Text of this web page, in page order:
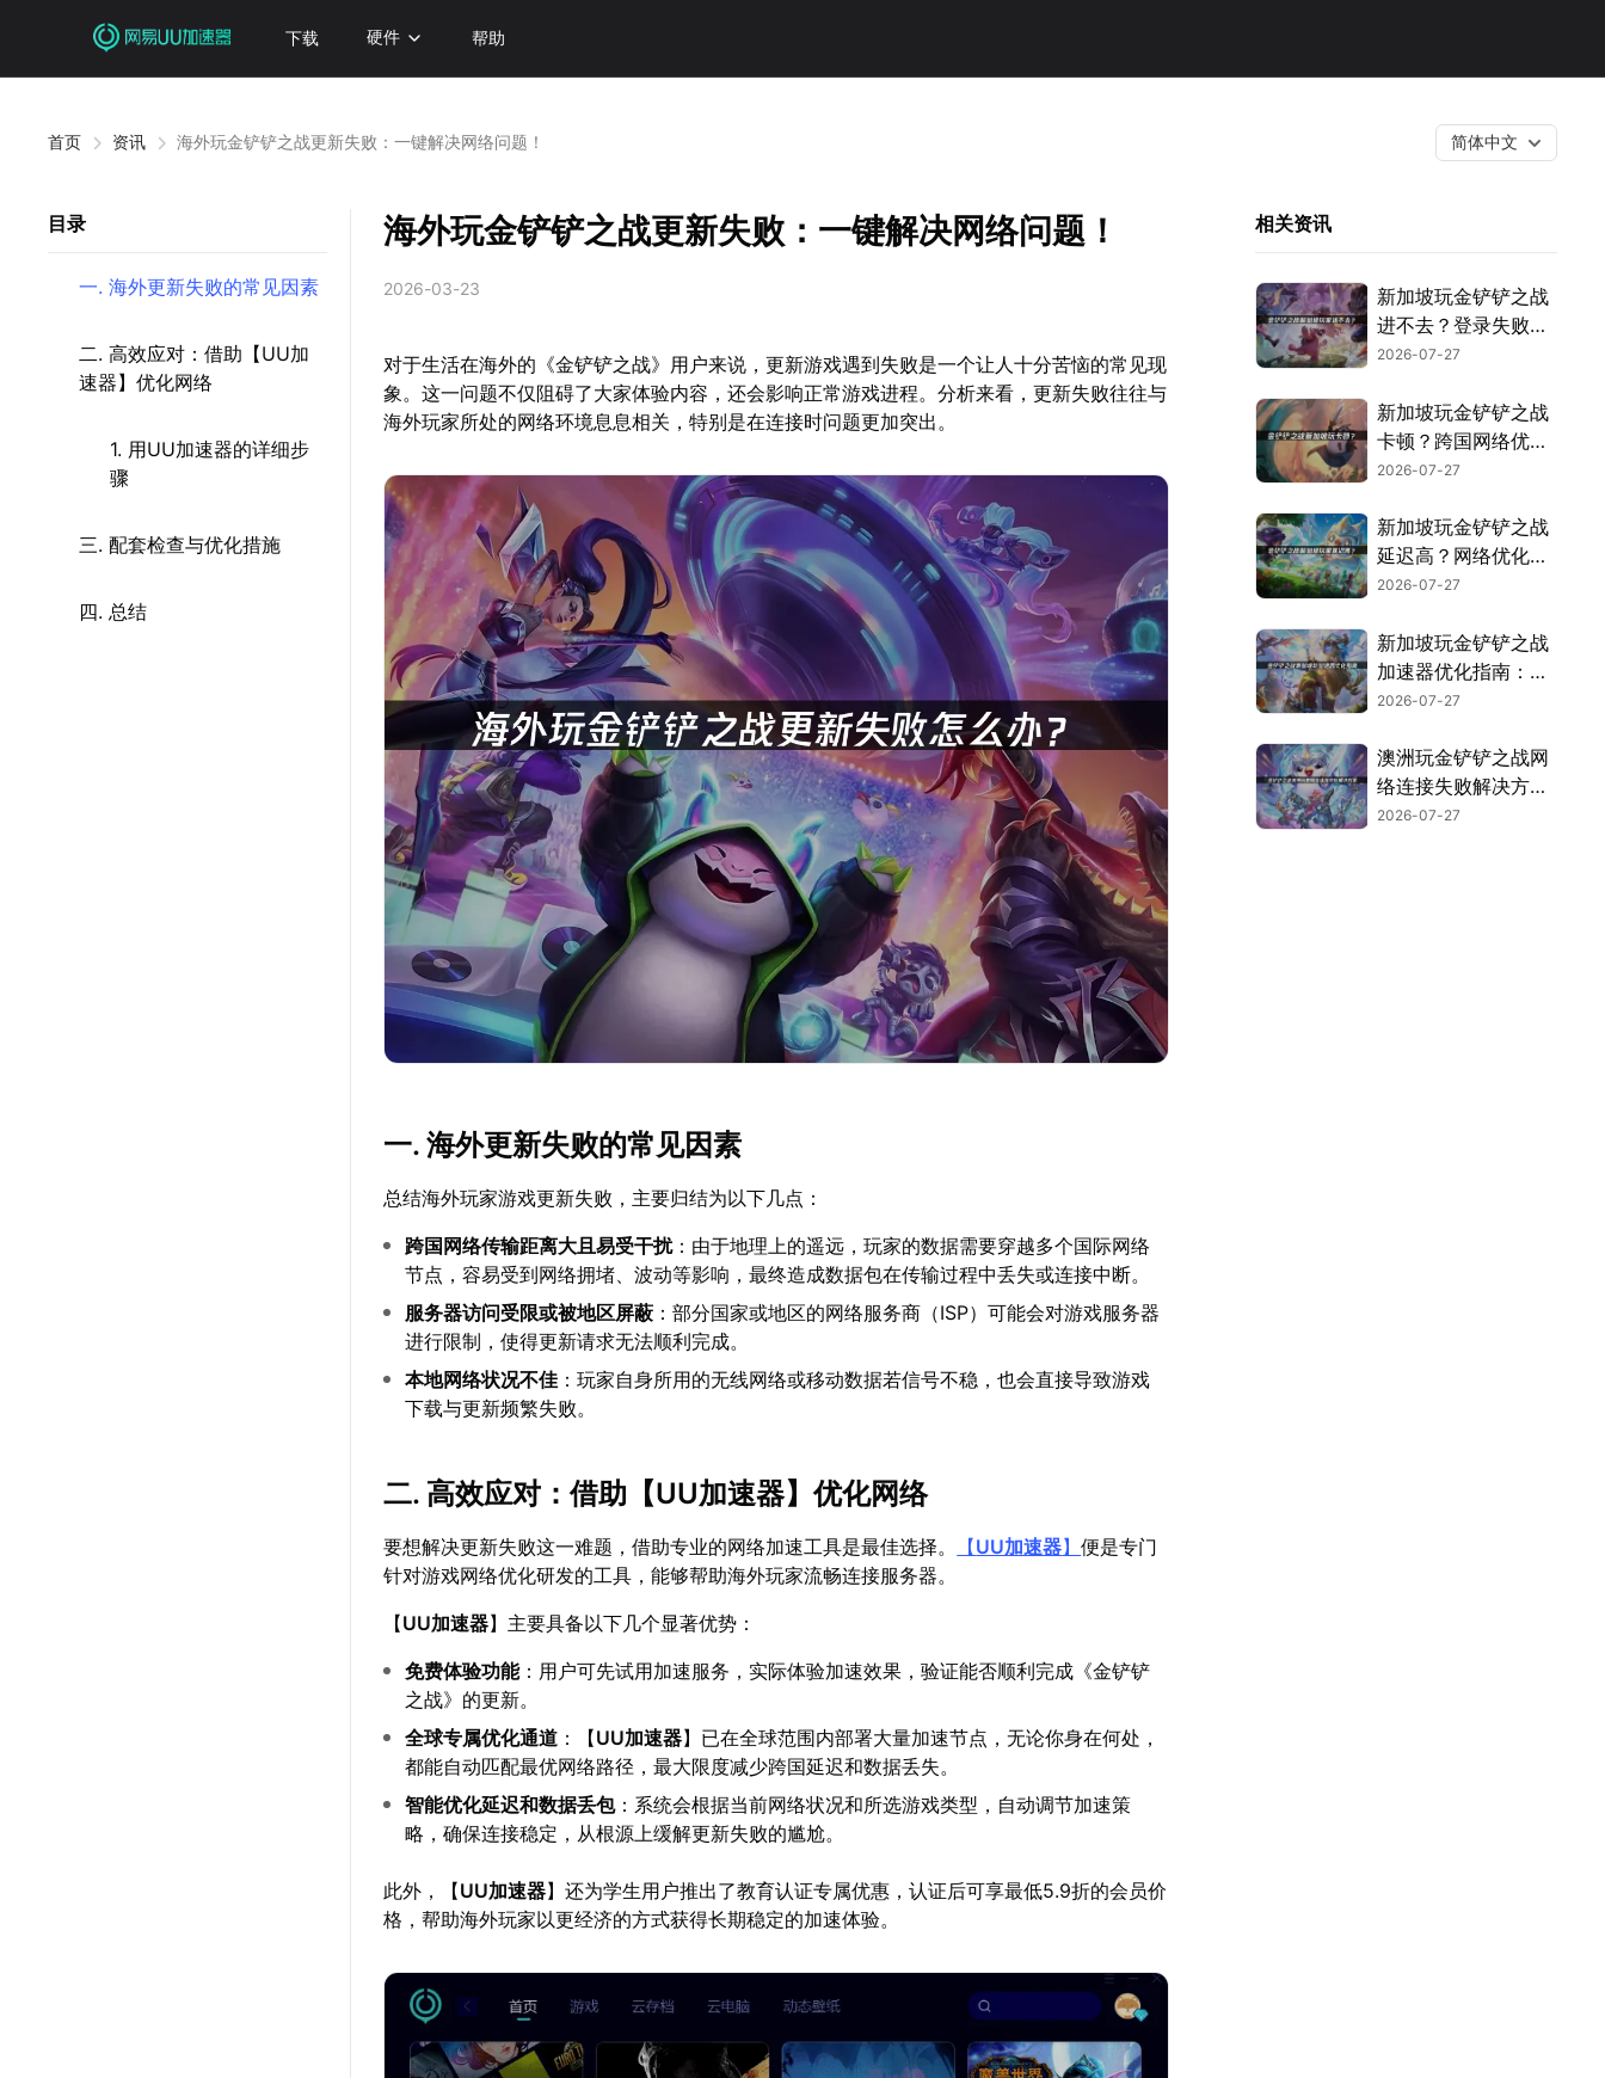
下载 硬件 帮助
首页 资讯 海外玩金铲铲之战更新失败：一键解决网络问题！ 简体中文
目录
一. 海外更新失败的常见因素
二. 高效应对：借助【UU加
速器】优化网络
1. 用UU加速器的详细步
骤
三. 配套检查与优化措施
四. 总结
海外玩金铲铲之战更新失败：一键解决网络问题！
2026-03-23
对于生活在海外的《金铲铲之战》用户来说，更新游戏遇到失败是一个让人十分苦恼的常见现
象。这一问题不仅阻碍了大家体验内容，还会影响正常游戏进程。分析来看，更新失败往往与
海外玩家所处的网络环境息息相关，特别是在连接时问题更加突出。
一. 海外更新失败的常见因素
总结海外玩家游戏更新失败，主要归结为以下几点：
跨国网络传输距离大且易受干扰：由于地理上的遥远，玩家的数据需要穿越多个国际网络
节点，容易受到网络拥堵、波动等影响，最终造成数据包在传输过程中丢失或连接中断。
服务器访问受限或被地区屏蔽 ：部分国家或地区的网络服务商（ISP）可能会对游戏服务器
进行限制，使得更新请求无法顺利完成。
本地网络状况不佳 ：玩家自身所用的无线网络或移动数据若信号不稳，也会直接导致游戏
下载与更新频繁失败。
二. 高效应对：借助【UU加速器】优化网络
要想解决更新失败这一难题，借助专业的网络加速工具是最佳选择。 【UU加速器】便是专门
针对游戏网络优化研发的工具，能够帮助海外玩家流畅连接服务器。
【UU加速器】主要具备以下几个显著优势：
免费体验功能：用户可先试用加速服务，实际体验加速效果，验证能否顺利完成《金铲铲
之战》的更新。
全球专属优化通道 ：【UU加速器】已在全球范围内部署大量加速节点，无论你身在何处，
都能自动匹配最优网络路径，最大限度减少跨国延迟和数据丢失。
智能优化延迟和数据丢包：系统会根据当前网络状况和所选游戏类型，自动调节加速策
略，确保连接稳定，从根源上缓解更新失败的尴尬。
此外，【UU加速器】还为学生用户推出了教育认证专属优惠，认证后可享最低5.9折的会员价
格，帮助海外玩家以更经济的方式获得长期稳定的加速体验。
相关资讯
新加坡玩金铲铲之战
进不去？登录失败原
因与解决方案！
2026-07-27
新加坡玩金铲铲之战
卡顿？跨国网络优化
解决指南！
2026-07-27
新加坡玩金铲铲之战
延迟高？网络优化解
决方案！
2026-07-27
新加坡玩金铲铲之战
加速器优化指南：解
决延迟卡顿掉线！
2026-07-27
澳洲玩金铲铲之战网
络连接失败解决方
案！
2026-07-27